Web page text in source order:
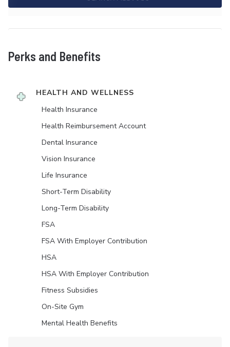
Perks and Benefits
HEALTH AND WELLNESS
Health Insurance
Health Reimbursement Account
Dental Insurance
Vision Insurance
Life Insurance
Short-Term Disability
Long-Term Disability
FSA
FSA With Employer Contribution
HSA
HSA With Employer Contribution
Fitness Subsidies
On-Site Gym
Mental Health Benefits